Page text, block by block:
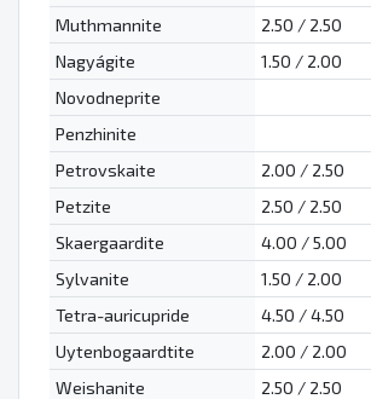
Muthmannite
2.50 / 2.50
Nagyágite
1.50 / 2.00
Novodneprite
Penzhinite
Petrovskaite
2.00 / 2.50
Petzite
2.50 / 2.50
Skaergaardite
4.00 / 5.00
Sylvanite
1.50 / 2.00
Tetra-auricupride
4.50 / 4.50
Uytenbogaardtite
2.00 / 2.00
Weishanite
2.50 / 2.50